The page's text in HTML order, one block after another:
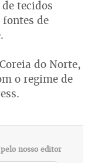
tecidos
de
do Norte,
o regime de
nosso editor